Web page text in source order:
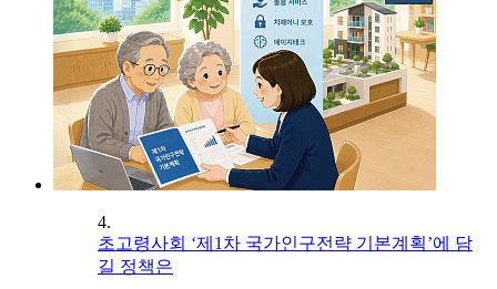
4.
초고령사회 ‘제1차 국가인구전략 기본계획’에 담
길 정책은